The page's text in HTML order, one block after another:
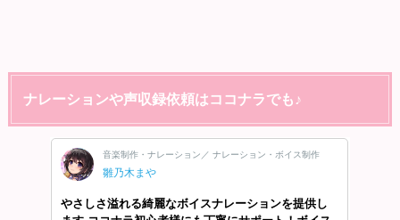
ナレーションや声収録依頼はココナラでも♪